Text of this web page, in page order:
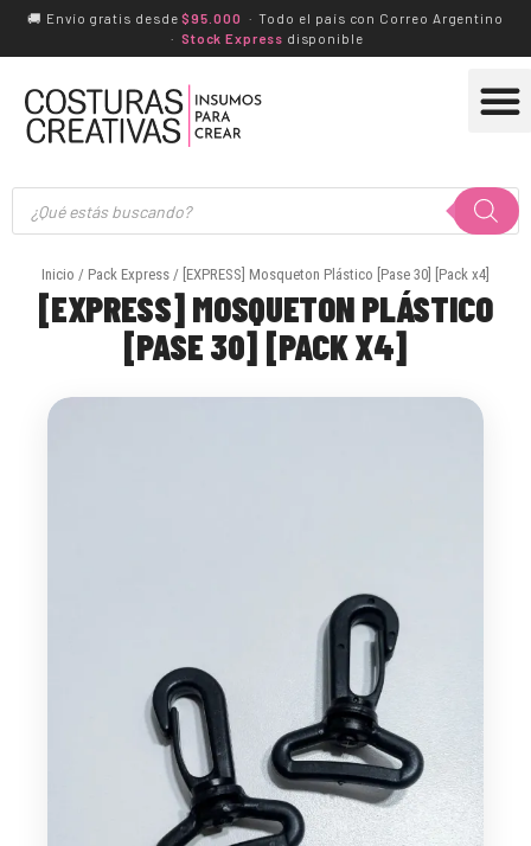
🚚 Envío gratis desde$95.000 · Todo el país con Correo Argentino
· Stock Express disponible
Búsqueda
de
productos
Inicio / Pack Express / [EXPRESS] Mosqueton Plástico [Pase 30] [Pack x4]
[EXPRESS] MOSQUETON PLÁSTICO
[PASE 30] [PACK X4]